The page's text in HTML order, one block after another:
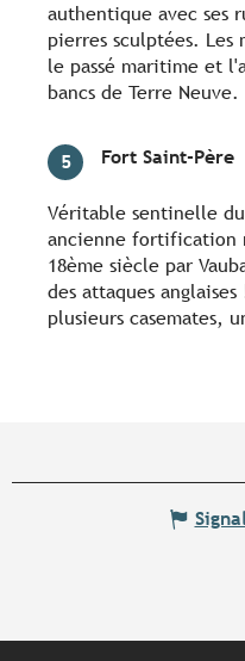
authentique avec ses
pierres sculptées. Les
le passé maritime et
bancs de Terre Neuve.
5 Fort Saint-Père
Véritable sentinelle
ancienne fortification
18ème siècle par
des attaques
plusieurs casemates,